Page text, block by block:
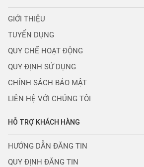
GIỚI THIỆU
TUYỂN DỤNG
QUY CHẾ HOẠT ĐỘNG
QUY ĐỊNH SỬ DỤNG
CHÍNH SÁCH BẢO MẬT
LIÊN HỆ VỚI CHÚNG TÔI
HỖ TRỢ KHÁCH HÀNG
HƯỚNG DẪN ĐĂNG TIN
QUY ĐỊNH ĐĂNG TIN